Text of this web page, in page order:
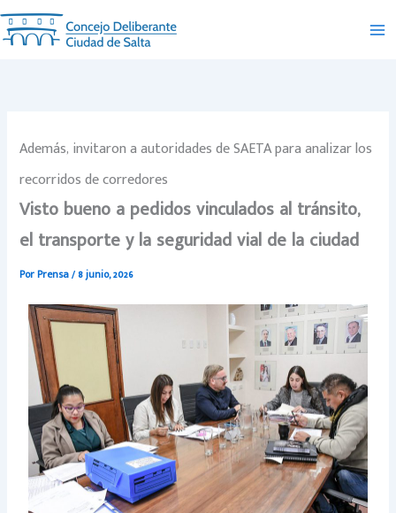
Ir
al
contenido
Además, invitaron a autoridades de SAETA para analizar los
recorridos de corredores
Visto bueno a pedidos vinculados al tránsito,
el transporte y la seguridad vial de la ciudad
PorPrensa/ 8 junio, 2026